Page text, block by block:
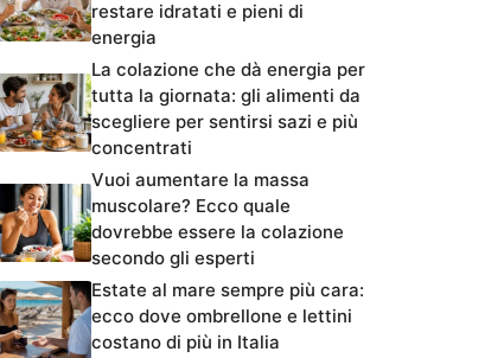
restare idratati e pieni di
energia
La colazione che dà energia per
tutta la giornata: gli alimenti da
scegliere per sentirsi sazi e più
concentrati
Vuoi aumentare la massa
muscolare? Ecco quale
dovrebbe essere la colazione
secondo gli esperti
Estate al mare sempre più cara:
ecco dove ombrellone e lettini
costano di più in Italia